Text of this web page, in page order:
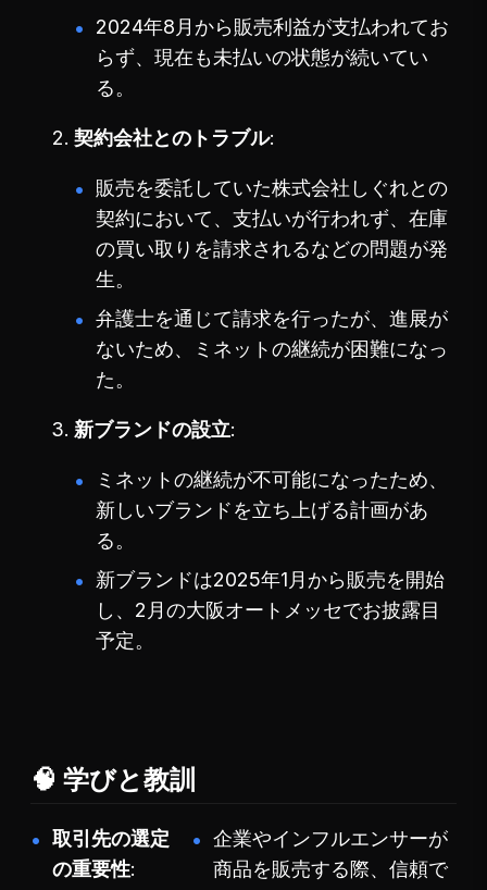
2024年8月から販売利益が支払われてお
らず、現在も未払いの状態が続いてい
る。
契約会社とのトラブル
販売を委託していた株式会社しぐれとの
契約において、支払いが行われず、在庫
の買い取りを請求されるなどの問題が発
生。
弁護士を通じて請求を行ったが、進展が
ないため、ミネットの継続が困難になっ
た。
新ブランドの設立
ミネットの継続が不可能になったため、
新しいブランドを立ち上げる計画があ
る。
新ブランドは2025年1月から販売を開始
し、2月の大阪オートメッセでお披露目
予定。
🧠 学びと教訓
取引先の選定
の重要性
企業やインフルエンサーが
商品を販売する際、信頼で